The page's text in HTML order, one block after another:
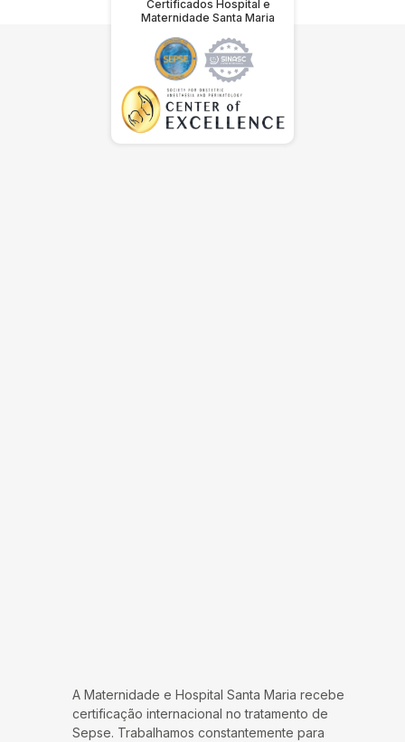
A Maternidade e Hospital Santa Maria recebe
certificação internacional no tratamento de
Sepse. Trabalhamos constantemente para
Certificados Hospital e
Maternidade Santa Maria